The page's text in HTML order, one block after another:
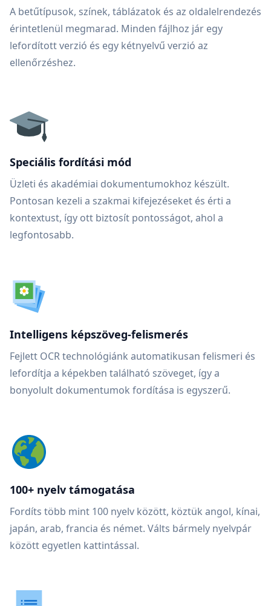
A betűtípusok, színek, táblázatok és az oldalelrendezés
érintetlenül megmarad. Minden fájlhoz jár egy
lefordított verzió és egy kétnyelvű verzió az
ellenőrzéshez.
Speciális fordítási mód
Üzleti és akadémiai dokumentumokhoz készült.
Pontosan kezeli a szakmai kifejezéseket és érti a
kontextust, így ott biztosít pontosságot, ahol a
legfontosabb.
Intelligens képszöveg-felismerés
Fejlett OCR technológiánk automatikusan felismeri és
lefordítja a képekben található szöveget, így a
bonyolult dokumentumok fordítása is egyszerű.
100+ nyelv támogatása
Fordíts több mint 100 nyelv között, köztük angol, kínai,
japán, arab, francia és német. Válts bármely nyelvpár
között egyetlen kattintással.